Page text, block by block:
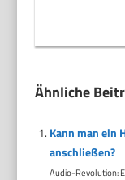
Ähnliche
Kann man ein
anschließen?
Audio-Revolution: